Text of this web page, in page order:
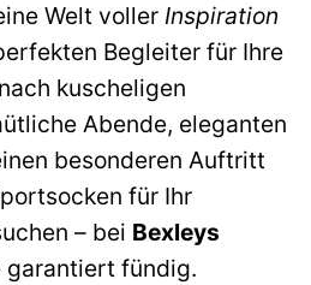
Welt voller Inspiration
Begleiter für Ihre
kuscheligen
Abende, eleganten
besonderen Auftritt
für Ihr
– bei Bexleys
garantiert fündig.